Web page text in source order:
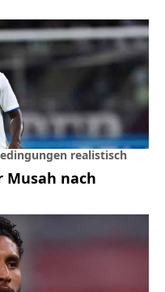
realistisch
Musah nach